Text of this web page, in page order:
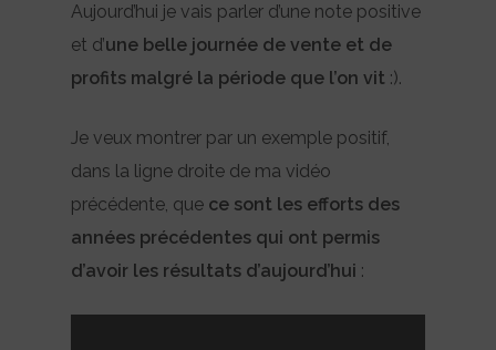
Aujourd’hui je vais parler d’une note positive
et d’une belle journée de vente et de
profits malgré la période que l’on vit :).
Je veux montrer par un exemple positif,
dans la ligne droite de ma vidéo
précédente, que ce sont les efforts des
années précédentes qui ont permis
d’avoir les résultats d’aujourd’hui :